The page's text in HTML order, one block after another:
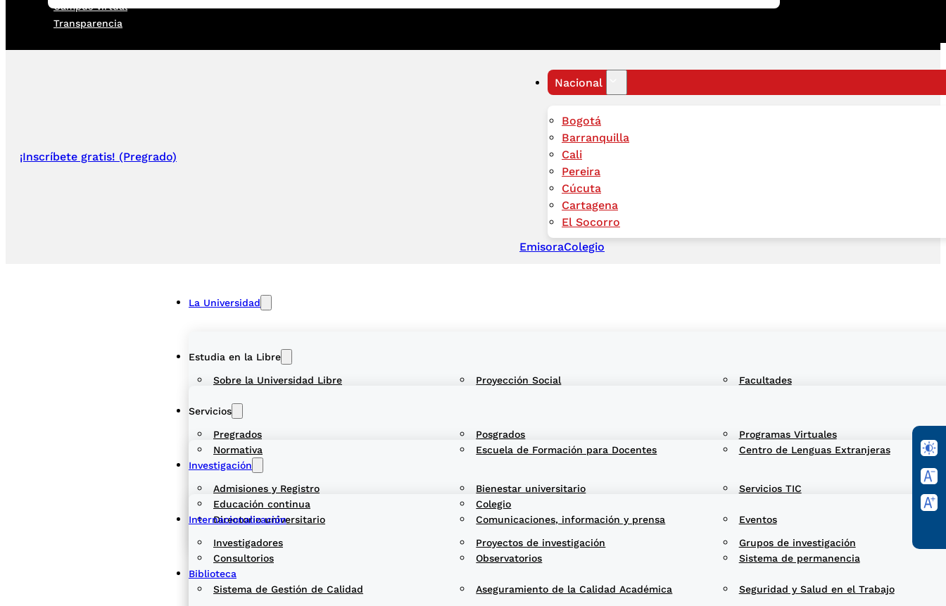
Campus virtual
Transparencia
¡Inscríbete gratis! (Pregrado)
Nacional
Bogotá
Barranquilla
Cali
Pereira
Cúcuta
Cartagena
El Socorro
EmisoraColegio
La Universidad
Sobre la Universidad Libre Proyección Social Facultades
Normativa Escuela de Formación para Docentes Centro de Lenguas Extranjeras
Directorio universitario Comunicaciones, información y prensa Eventos
Sistema de Gestión de Calidad Aseguramiento de la Calidad Académica Seguridad y Salud en el Trabajo
Estudia en la Libre
Pregrados Posgrados Programas Virtuales
Educación continua Colegio
Servicios
Admisiones y Registro Bienestar universitario Servicios TIC
Consultorios Observatorios Sistema de permanencia
Investigación
Investigadores Proyectos de investigación Grupos de investigación
Internacionalización
Biblioteca